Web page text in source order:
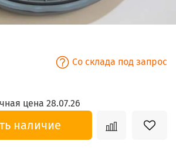
Со склада под запрос
цена 28.07.26
наличие